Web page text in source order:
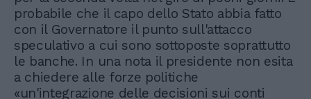
probabile che il capo dello Stato abbia fatto
con il Governatore il punto sull'attacco
speculativo a cui sono sottoposte soprattutto
le banche. In una nota il presidente non esita
a chiedere alle forze politiche
«un'integrazione delle decisioni sui conti